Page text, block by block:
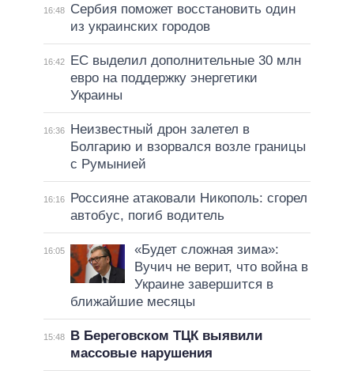
16:48
Сербия поможет восстановить один
из украинских городов
16:42
ЕС выделил дополнительные 30 млн
евро на поддержку энергетики
Украины
16:36
Неизвестный дрон залетел в
Болгарию и взорвался возле границы
с Румынией
16:16
Россияне атаковали Никополь: сгорел
автобус, погиб водитель
16:05
«Будет сложная зима»:
Вучич не верит, что война в
Украине завершится в
ближайшие месяцы
15:48
В Береговском ТЦК выявили
массовые нарушения